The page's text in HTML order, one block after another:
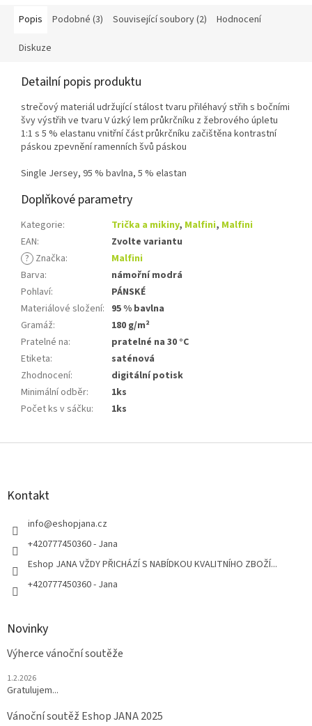
Popis Podobné (3) Související soubory (2) Hodnocení
Diskuze
Detailní popis produktu
strečový materiál udržující stálost tvaru přiléhavý střih s bočními
švy výstřih ve tvaru V úzký lem průkrčníku z žebrového úpletu
1:1 s 5 % elastanu vnitřní část průkrčníku začištěna kontrastní
páskou zpevnění ramenních švů páskou
Single Jersey, 95 % bavlna, 5 % elastan
Doplňkové parametry
Kategorie: Trička a mikiny, Malfini, Malfini
EAN:
Zvolte variantu
? Značka:
Malfini
Barva:
námořní modrá
Pohlaví:
PÁNSKÉ
Materiálové složení: 95 % bavlna
Gramáž:
180 g/m²
Pratelné na:
pratelné na 30 °C
Etiketa:
saténová
Zhodnocení:
digitální potisk
Minimální odběr:
1ks
Počet ks v sáčku: 1ks
Z
Kontakt
info@eshopjana.cz
+420777450360 - Jana
Eshop JANA VŽDY PŘICHÁZÍ S NABÍDKOU KVALITNÍHO ZBOŽÍ...
+420777450360 - Jana
Novinky
Výherce vánoční soutěže
1.2.2026
Gratulujem...
Vánoční soutěž Eshop JANA 2025